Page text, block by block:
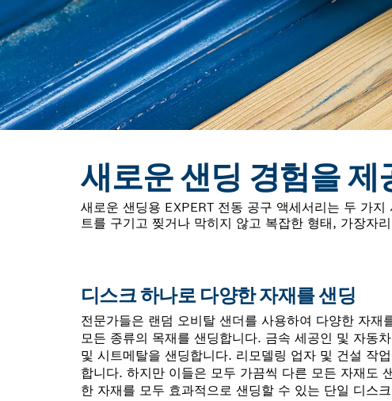
새로운 샌딩 경험을
새로운 샌딩용 EXPERT 전동 공구 액세서리는 두 가
트를 구기고 찢거나 막히지 않고 복잡한 형태, 가장자
디스크 하나로 다양한 자재를 샌딩
전문가들은 랜덤 오비탈 샌더를 사용하여 다양한 자재
모든 종류의 목재를 샌딩합니다. 금속 세공인 및 자동
및 시트메탈을 샌딩합니다. 리모델링 업자 및 건설 작
합니다. 하지만 이들은 모두 가끔씩 다른 모든 자재도
한 자재를 모두 효과적으로 샌딩할 수 있는 단일 디스